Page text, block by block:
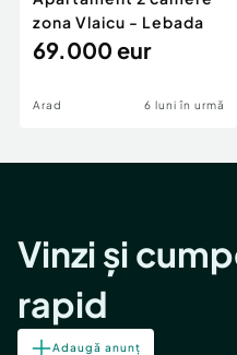
zona Vlaicu - Lebada
69.000 eur
Arad 6 luni în urmă
Vinzi și
rapid
Adaugă anunț